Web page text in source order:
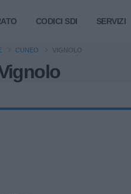
CODICI SDI SERVIZI
CUNEO VIGNOLO